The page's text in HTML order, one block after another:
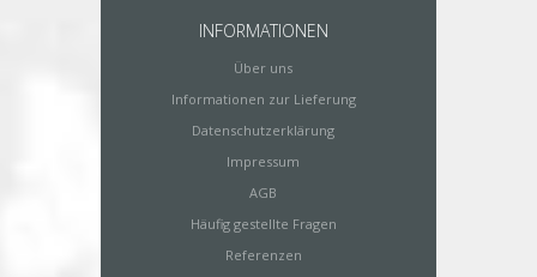
INFORMATIONEN
Über uns
Informationen zur Lieferung
Datenschutzerklärung
Impressum
AGB
Häufig gestellte Fragen
Referenzen